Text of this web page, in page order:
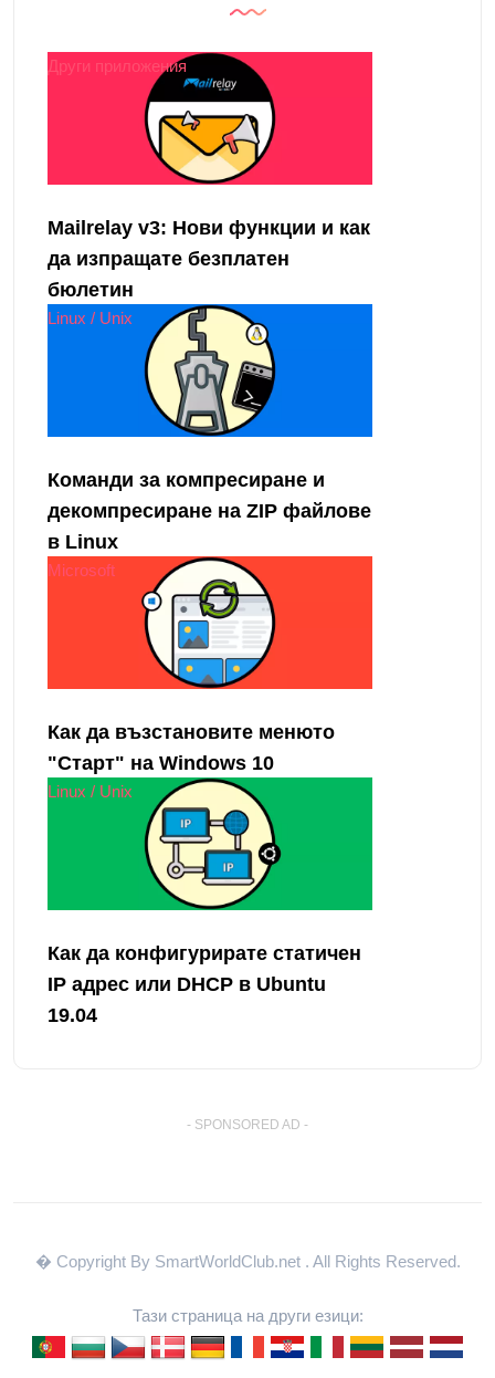
Други приложения
Mailrelay v3: Нови функции и как
да изпращате безплатен
бюлетин
Linux / Unix
Команди за компресиране и
декомпресиране на ZIP файлове
в Linux
Microsoft
Как да възстановите менюто
"Старт" на Windows 10
Linux / Unix
Как да конфигурирате статичен
IP адрес или DHCP в Ubuntu
19.04
- SPONSORED AD -
� Copyright By SmartWorldClub.net . All Rights Reserved.
Тази страница на други езици: